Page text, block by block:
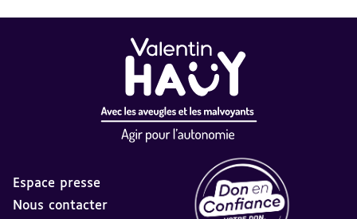
Espace presse
Nous contacter